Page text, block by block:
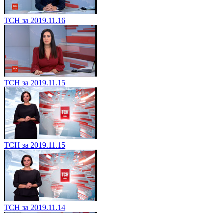
ТСН за 2019.11.16
ТСН за 2019.11.15
ТСН за 2019.11.15
ТСН за 2019.11.14